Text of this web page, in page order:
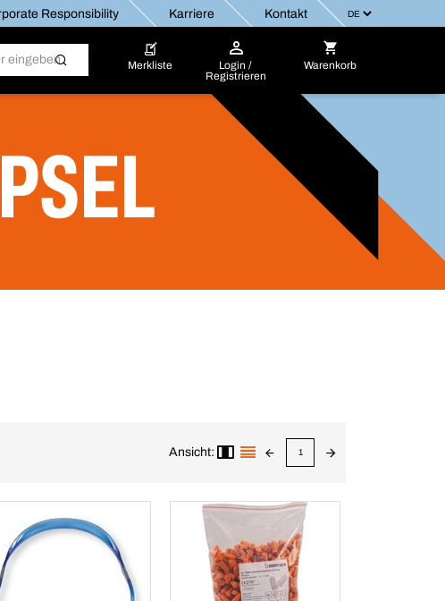
Responsibility Karriere Kontakt
Merkliste
Login /
Registrieren
Warenkorb
Ansicht: 1